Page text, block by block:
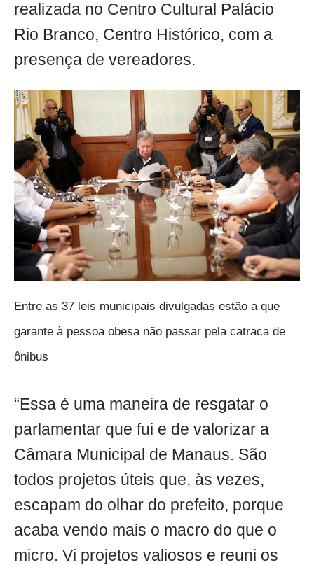
realizada no Centro Cultural Palácio
Rio Branco, Centro Histórico, com a
presença de vereadores.
Entre as 37 leis municipais divulgadas estão a que
garante à pessoa obesa não passar pela catraca de
ônibus
“Essa é uma maneira de resgatar o
parlamentar que fui e de valorizar a
Câmara Municipal de Manaus. São
todos projetos úteis que, às vezes,
escapam do olhar do prefeito, porque
acaba vendo mais o macro do que o
micro. Vi projetos valiosos e reuni os